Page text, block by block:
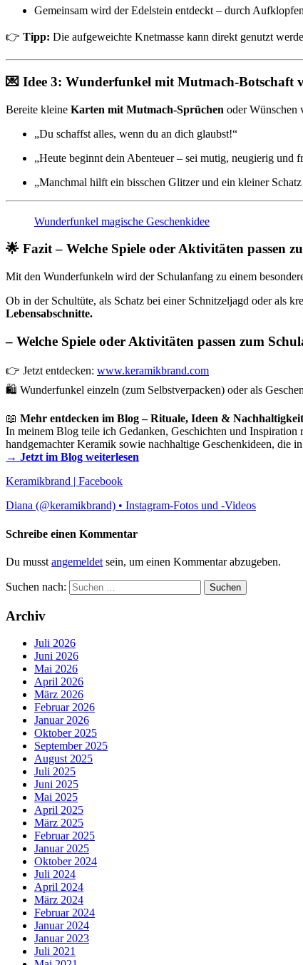
Gemeinsam wird der Edelstein entdeckt – durch
👉 Tipp: Die aufgeweichte Knetmasse kann direkt genutzt
💌 Idee 3: Wunderfunkel mit Mutmach-Botschaft
Bereite kleine Karten mit Mutmach-Sprüchen oder Wünschen
„Du schaffst alles, wenn du an dich glaubst!“
„Heute beginnt dein Abenteuer – sei mutig, neugierig und
„Manchmal hilft ein bisschen Glitzer und ein kleiner
Wunderfunkel magische Geschenkidee
🌟 Fazit – Welche Spiele oder Aktivitäten passen
Mit den Wunderfunkeln wird der Schulanfang zu einem
Ob in der Schultüte, als Schatz bei einer Schnitzeljagd oder als
Lebensabschnitte.
– Welche Spiele oder Aktivitäten passen zum
👉 Jetzt entdecken: www.keramikbrand.com
🛍️ Wunderfunkel einzeln (zum Selbstverpacken) oder als
📖 Mehr entdecken im Blog – Rituale, Ideen & Nachhaltigkeit
In meinem Blog teile ich Gedanken, Geschichten und
handgemachter Keramik sowie nachhaltige Geschenkideen, die
→ Jetzt im Blog weiterlesen
Keramikbrand | Facebook
Diana (@keramikbrand) • Instagram-Fotos und -Videos
Schreibe einen Kommentar
Du musst angemeldet sein, um einen Kommentar abzugeben.
Suchen nach:
Archiv
Juli 2026
Juni 2026
Mai 2026
April 2026
März 2026
Februar 2026
Januar 2026
Oktober 2025
September 2025
August 2025
Juli 2025
Juni 2025
Mai 2025
April 2025
März 2025
Februar 2025
Januar 2025
Oktober 2024
Juli 2024
April 2024
März 2024
Februar 2024
Januar 2024
Januar 2023
Juli 2021